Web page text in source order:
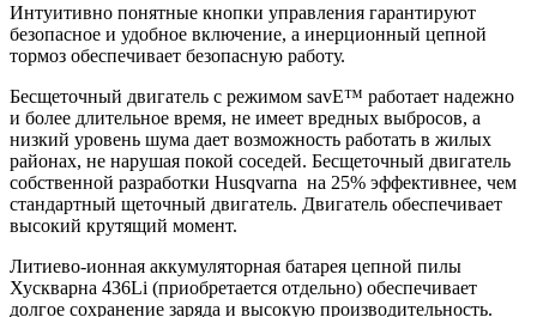
Интуитивно понятные кнопки управления гарантируют
безопасное и удобное включение, а инерционный цепной
тормоз обеспечивает безопасную работу.
Бесщеточный двигатель с режимом savE™ работает надежно
и более длительное время, не имеет вредных выбросов, а
низкий уровень шума дает возможность работать в жилых
районах, не нарушая покой соседей. Бесщеточный двигатель
собственной разработки Husqvarna на 25% эффективнее, чем
стандартный щеточный двигатель. Двигатель обеспечивает
высокий крутящий момент.
Литиево-ионная аккумуляторная батарея цепной пилы
Хускварна 436Li (приобретается отдельно) обеспечивает
долгое сохранение заряда и высокую производительность.